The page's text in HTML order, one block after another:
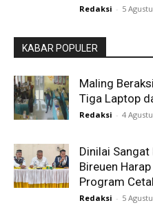
Redaksi - 5
KABAR POPULER
Maling
Tiga Laptop
Redaksi - 4
Dinilai
Bireuen
Program
Redaksi - 5